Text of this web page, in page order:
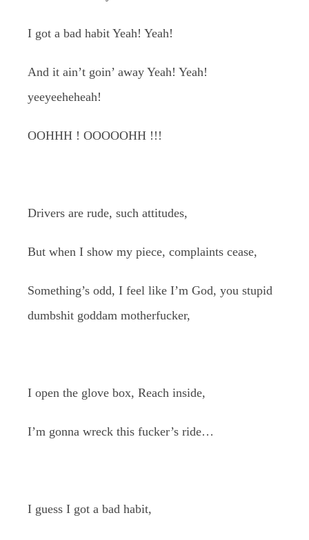
I got a bad habit Yeah! Yeah!
And it ain’t goin’ away Yeah! Yeah!
yeeyeeheheah!
OOHHH ! OOOOOHH !!!
Drivers are rude, such attitudes,
But when I show my piece, complaints cease,
Something’s odd, I feel like I’m God, you stupid
dumbshit goddam motherfucker,
I open the glove box, Reach inside,
I’m gonna wreck this fucker’s ride…
I guess I got a bad habit,